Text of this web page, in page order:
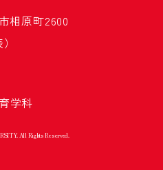
相原町2600
学科
All Rights Reserved.